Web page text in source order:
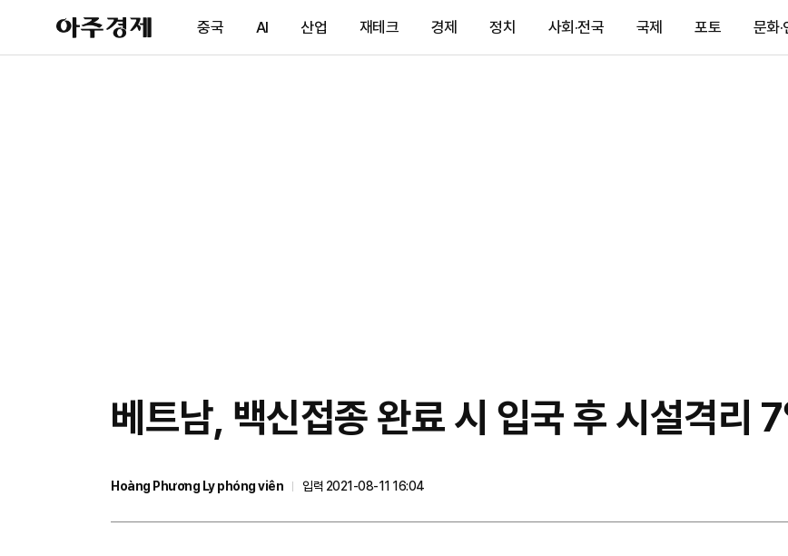
아
주
제
중국 AI 산업 재테크 경제 정치 사회·전국 국제 포토 문화·
베트남, 백신접종 완료 시 입국 후 시설격리
Hoàng Phương Ly phóng viên
입력 2021-08-11 16:04